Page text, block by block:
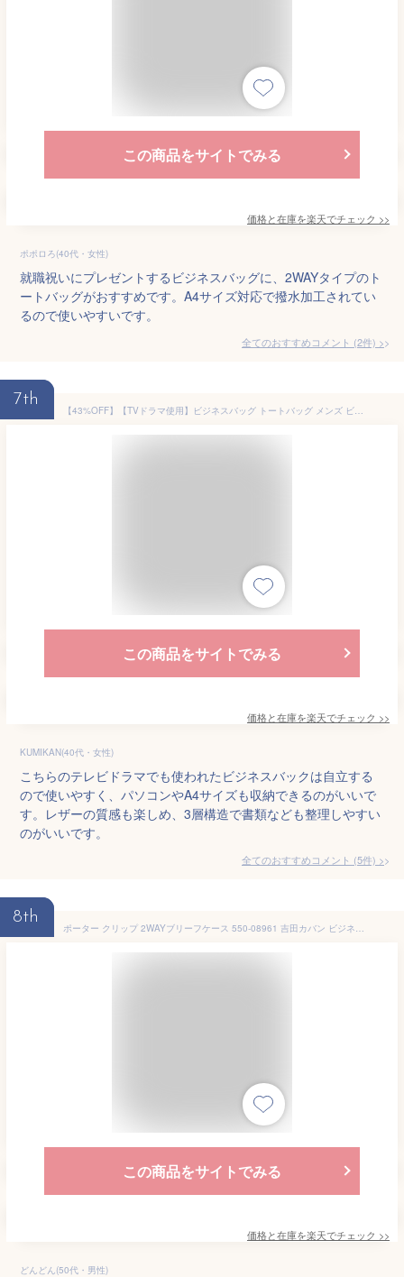
この商品をサイトでみる
価格と在庫を楽天でチェック >>
ポポロろ(40代・女性)
就職祝いにプレゼントするビジネスバッグに、2WAYタイプのト
ートバッグがおすすめです。A4サイズ対応で撥水加工されてい
るので使いやすいです。
全てのおすすめコメント (2件) >
7th
【43%OFF】【TVドラマ使用】ビジネスバッグ トートバッグ メンズ ビジネストート トートバック トート 2way メンズバッグ 自立 ビジネス 大容量 出張 大きめ レザー A4 B4 pc収納 人気 通勤 通学 ギフト プレゼント GOLDMEN GB607
この商品をサイトでみる
価格と在庫を楽天でチェック >>
KUMIKAN(40代・女性)
こちらのテレビドラマでも使われたビジネスバックは自立する
ので使いやすく、パソコンやA4サイズも収納できるのがいいで
す。レザーの質感も楽しめ、3層構造で書類なども整理しやすい
のがいいです。
全てのおすすめコメント (5件) >
8th
ポーター クリップ 2WAYブリーフケース 550-08961 吉田カバン ビジネスバッグ メンズ ブランド 軽量 拡張 2WAY A4 B4 PORTER
この商品をサイトでみる
価格と在庫を楽天でチェック >>
どんどん(50代・男性)